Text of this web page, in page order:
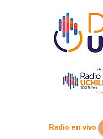
Radio en vivo